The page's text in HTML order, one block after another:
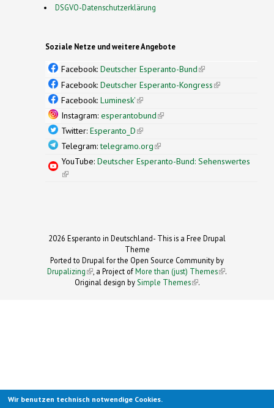
DSGVO-Datenschutzerklärung
Soziale Netze und weitere Angebote
Facebook: Deutscher Esperanto-Bund(link is
external)
Facebook: Deutscher Esperanto-Kongress(link is
Facebook: Luminesk'(link is external)
Instagram: esperantobund(link is external)
Twitter: Esperanto_D(link is external)
Telegram:telegramo.org(link is external)
YouTube: Deutscher Esperanto-Bund: Sehenswertes
(link is external)
2026 Esperanto in Deutschland- This is a Free Drupal
Theme
Ported to Drupal for the Open Source Community by
Drupalizing(link is external)
, a Project ofMore than (just) Themes (link is
.
Original design by Simple Themes
(link is
.
Wir benutzen technisch notwendige Cookies.